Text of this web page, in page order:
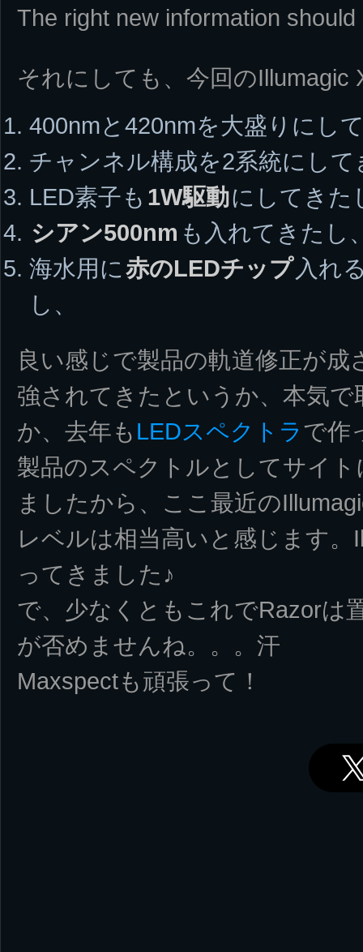
The right new information
それにしても、今回のIllumagic
400nmと420nmを大盛りにし
チャンネル構成を2系統にして
LED素子も 1W駆動にしてきた
シアン500nm も入れてきたし
海水用に 赤のLEDチップ 入れ
し、
良い感じで製品の軌道修正が
強されてきたというか、本気
か、去年も LEDスペクトラで作
製品のスペクトルとしてサイ
ましたから、ここ最近の
レベルは相当高いと感じます
ってきました♪
で、少なくともこれでRazorは
が否めませんね。。。汗
Maxspectも頑張って！